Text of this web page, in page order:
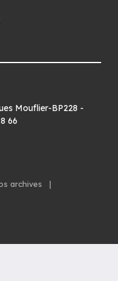
Mouflier-BP228 -
66
archives
|